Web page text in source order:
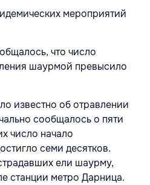
мероприятий
что число
шаурмой превысило
известно об отравлении
сообщалось о пяти
число начало
семи десятков.
ели шаурму,
станции метро Дарница.